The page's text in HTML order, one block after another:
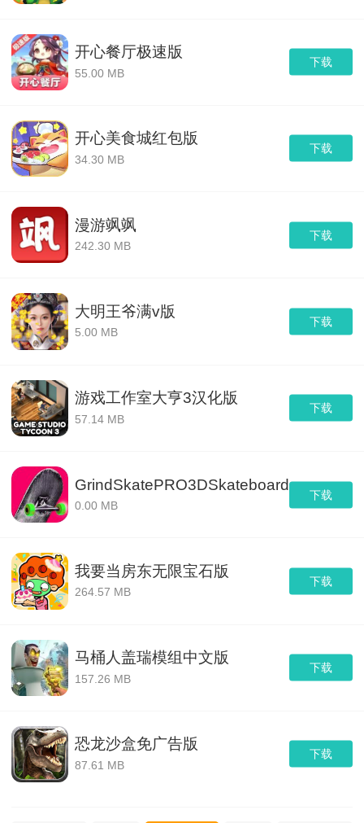
下载
开心餐厅极速版
55.00 MB
下载
开心美食城红包版
34.30 MB
下载
漫游飒飒
242.30 MB
下载
大明王爷满v版
5.00 MB
下载
游戏工作室大亨3汉化版
57.14 MB
下载
0.00 MB
下载
我要当房东无限宝石版
264.57 MB
下载
马桶人盖瑞模组中文版
157.26 MB
下载
恐龙沙盒免广告版
87.61 MB